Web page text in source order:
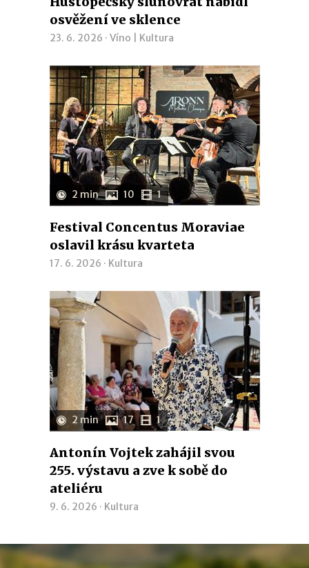
osvěžení ve sklence
23. 6. 2026 · Víno Kultura
2 min 10 1
Festival Concentus Moraviae
oslavil krásu kvarteta
17. 6. 2026 · Kultura
2 min 17 1
Antonín Vojtek zahájil svou
255. výstavu a zve k sobě do
ateliéru
9. 6. 2026 · Kultura